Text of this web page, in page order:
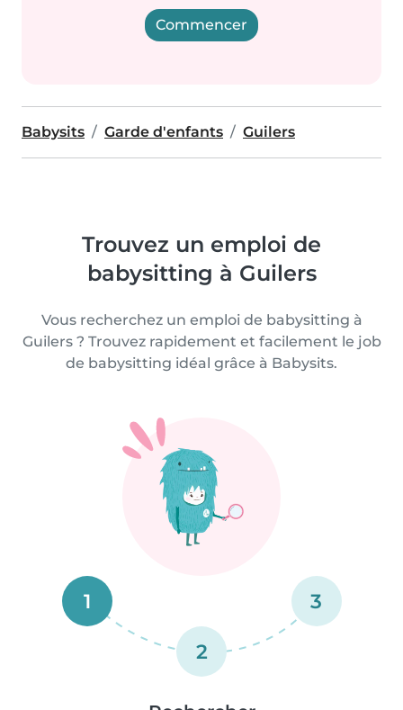
Commencer
Babysits Garde d'enfants Guilers
Trouvez un emploi de
babysitting à Guilers
Vous recherchez un emploi de babysitting à
Guilers ? Trouvez rapidement et facilement le job
de babysitting idéal grâce à Babysits.
1
2
3